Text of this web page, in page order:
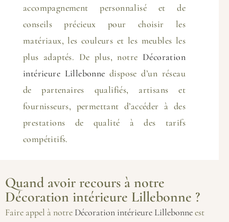
accompagnement personnalisé et de
conseils précieux pour choisir les
matériaux, les couleurs et les meubles les
plus adaptés. De plus, notre Décoration
intérieure Lillebonne dispose d’un réseau
de partenaires qualifiés, artisans et
fournisseurs, permettant d’accéder à des
prestations de qualité à des tarifs
compétitifs.
Quand avoir recours à notre
Décoration intérieure Lillebonne ?
Faire appel à notre Décoration intérieure Lillebonneest